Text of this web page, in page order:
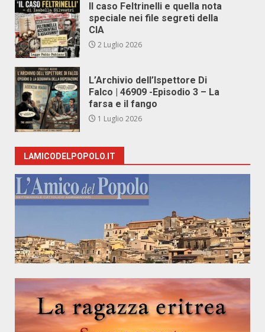
Il caso Feltrinelli e quella nota
speciale nei file segreti della
CIA
2 Luglio 2026
L’Archivio dell’Ispettore Di
Falco | 46909 -Episodio 3 – La
farsa e il fango
1 Luglio 2026
LAMICODELPOPOLO.IT